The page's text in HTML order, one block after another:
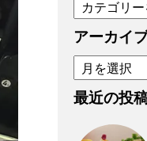
テ
ゴ
ー
アーカイ
ア
ー
カ
最近の投